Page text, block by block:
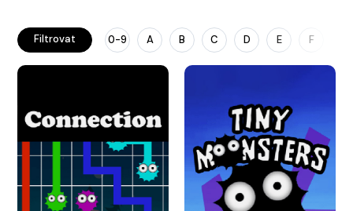
Filtrovat 0-9 A B C D E F